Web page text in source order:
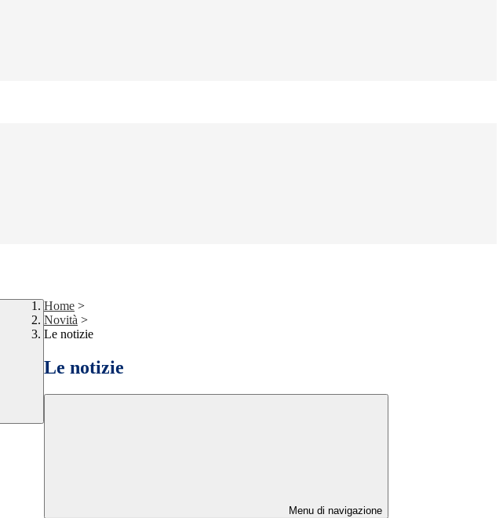
Home >
Novità >
Le notizie
Le notizie
Menu di navigazione